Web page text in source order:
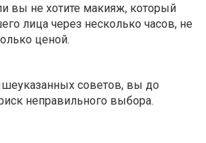
вы не хотите макияж, который
лица через несколько часов, не
ценой.
советов, вы до
неправильного выбора.